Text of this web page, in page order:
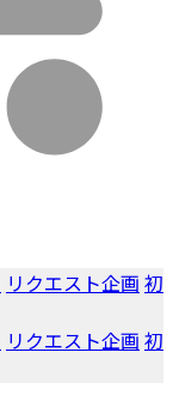
リクエスト企画 初
リクエスト企画 初